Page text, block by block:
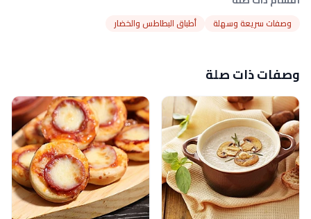
وصفات سريعة وسهلة أطباق البطاطس والخضار
وصفات ذات صلة